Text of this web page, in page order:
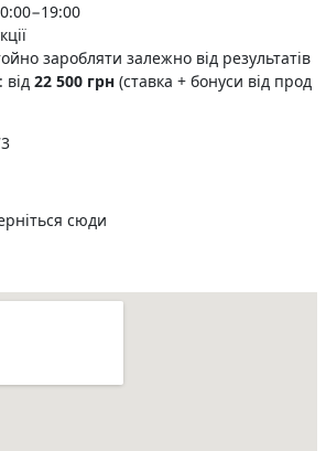
заробляти залежно від результатів
від 22 500 грн(ставка + бонуси від прод
сюди